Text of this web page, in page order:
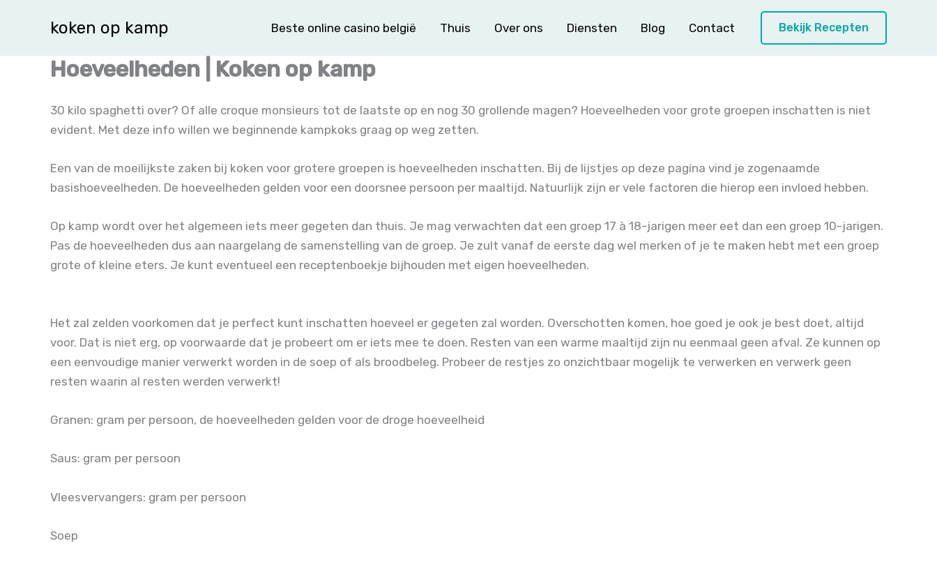
koken op kamp Beste online casino belgië Thuis Over ons Diensten Blog Contact Bekijk Recepten
Hoeveelheden | Koken op kamp
30 kilo spaghetti over? Of alle croque monsieurs tot de laatste op en nog 30 grollende magen? Hoeveelheden voor grote groepen inschatten is niet
evident. Met deze info willen we beginnende kampkoks graag op weg zetten.
Een van de moeilijkste zaken bij koken voor grotere groepen is hoeveelheden inschatten. Bij de lijstjes op deze pagina vind je zogenaamde
basishoeveelheden. De hoeveelheden gelden voor een doorsnee persoon per maaltijd. Natuurlijk zijn er vele factoren die hierop een invloed hebben.
Op kamp wordt over het algemeen iets meer gegeten dan thuis. Je mag verwachten dat een groep 17 à 18-jarigen meer eet dan een groep 10-jarigen.
Pas de hoeveelheden dus aan naargelang de samenstelling van de groep. Je zult vanaf de eerste dag wel merken of je te maken hebt met een groep
grote of kleine eters. Je kunt eventueel een receptenboekje bijhouden met eigen hoeveelheden.
Het zal zelden voorkomen dat je perfect kunt inschatten hoeveel er gegeten zal worden. Overschotten komen, hoe goed je ook je best doet, altijd
voor. Dat is niet erg, op voorwaarde dat je probeert om er iets mee te doen. Resten van een warme maaltijd zijn nu eenmaal geen afval. Ze kunnen op
een eenvoudige manier verwerkt worden in de soep of als broodbeleg. Probeer de restjes zo onzichtbaar mogelijk te verwerken en verwerk geen
resten waarin al resten werden verwerkt!
Granen: gram per persoon, de hoeveelheden gelden voor de droge hoeveelheid
Saus: gram per persoon
Vleesvervangers: gram per persoon
Soep